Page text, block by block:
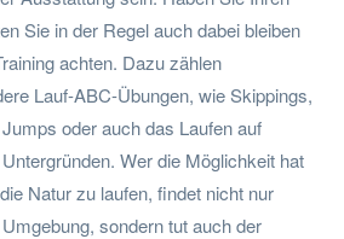
Sie in der Regel auch dabei bleiben
achten. Dazu zählen
Lauf-ABC-Übungen, wie Skippings,
oder auch das Laufen auf
Wer die Möglichkeit hat
Natur zu laufen, findet nicht nur
sondern tut auch der